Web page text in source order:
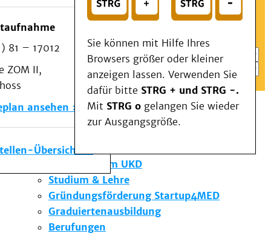
oder
Wählen Sie ein Thema für Ihren Schnelleinstieg
81 – 17012
ZOM II,
ansehen
Übersicht
Sie können mit Hilfe Ihres
Browsers größer oder kleiner
anzeigen lassen. Verwenden Sie
dafür bitte STRG + und STRG -.
Mit STRG o gelangen Sie wieder
zur Ausgangsgröße.
Patienten & Besucher
Kliniken/Institute/Zentren
Als Patient am UKD
Beratung und Unterstützung
Veranstaltungen
Kommunikation im Medizinwesen (KIM)
Notfall
Forschung & Lehre
Die Institute des UKD
Forschung am UKD
Studium & Lehre
Gründungsförderung Startup4MED
Graduiertenausbildung
Berufungen